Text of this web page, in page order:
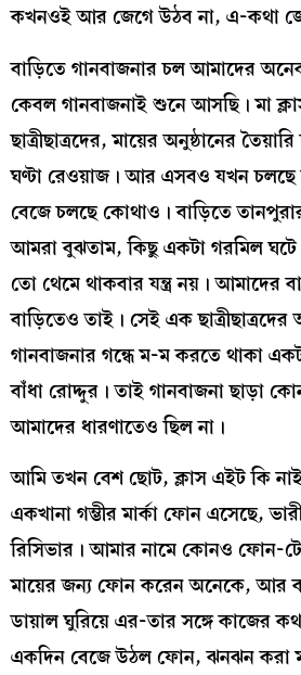
কখনওই আর জেগে উঠব না, এ-কথা
বাড়িতে গানবাজনার চল আমাদের
কেবল গানবাজনাই শুনে আসছি। মা
ছাত্রীছাত্রদের, মায়ের অনুষ্ঠানের
ঘণ্টা রেওয়াজ। আর এসবও যখন চলছে
বেজে চলছে কোথাও। বাড়িতে
আমরা বুঝতাম, কিছু একটা গরমিল ঘটে
তো থেমে থাকবার যন্ত্র নয়। আমাদের
বাড়িতেও তাই। সেই এক ছাত্রীছাত্রদের
গানবাজনার গন্ধে ম-ম করতে থাকা
বাঁধা রোদ্দুর। তাই গানবাজনা ছাড়া
আমাদের ধারণাতেও ছিল না।
আমি তখন বেশ ছোট, ক্লাস এইট কি
একখানা গম্ভীর মার্কা ফোন এসেছে,
রিসিভার। আমার নামে কোনও ফোন-
মায়ের জন্য ফোন করেন অনেকে, আর
ডায়াল ঘুরিয়ে এর-তার সঙ্গে কাজের
একদিন বেজে উঠল ফোন, ঝনঝন করা